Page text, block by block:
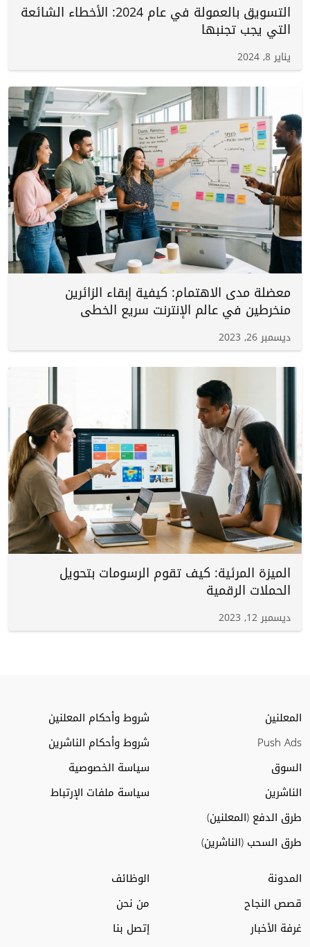
التسويق بالعمولة في عام 2024: الأخطاء الشائعة
التي يجب تجنبها
يناير 8, 2024
معضلة مدى الاهتمام: كيفية إبقاء الزائرين
منخرطين في عالم الإنترنت سريع الخطى
ديسمبر 26, 2023
الميزة المرئية: كيف تقوم الرسومات بتحويل
الحملات الرقمية
ديسمبر 12, 2023
المعلنين
Push Ads
السوق
الناشرين
طرق الدفع (المعلنين)
طرق السحب (الناشرين)
شروط وأحكام المعلنين
شروط وأحكام الناشرين
سياسة الخصوصية
سياسة ملفات الإرتباط
المدونة
قصص النجاح
غرفة الأخبار
الوظائف
من نحن
إتصل بنا